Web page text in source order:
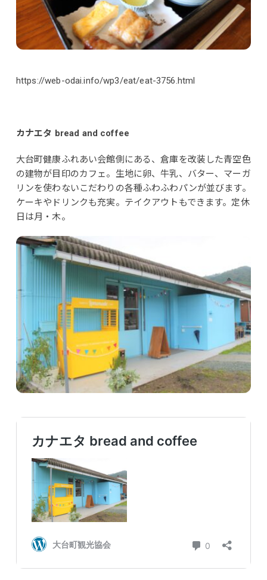
https://web-odai.info/wp3/eat/eat-3756.html
カナエタ bread and coffee
大台町健康ふれあい会館側にある、倉庫を改装した青空色
の建物が目印のカフェ。生地に卵、牛乳、バター、マーガ
リンを使わないこだわりの各種ふわふわパンが並びます。
ケーキやドリンクも充実。テイクアウトもできます。定休
日は月・木。